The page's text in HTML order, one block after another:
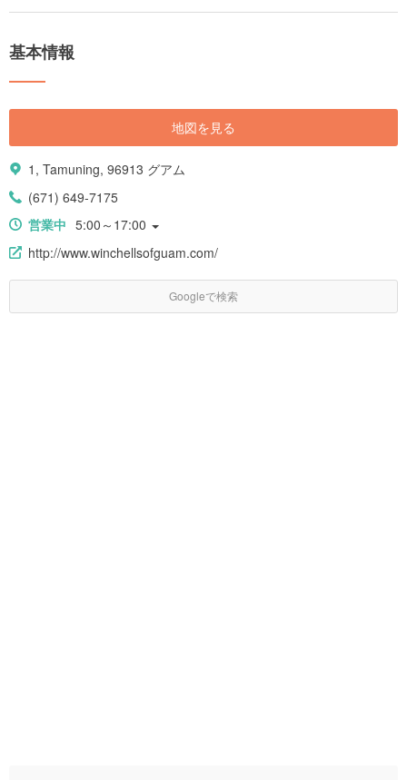
基本情報
地図を見る
1, Tamuning, 96913 グアム
(671) 649-7175
営業中 5:00～17:00
http://www.winchellsofguam.com/
Googleで検索